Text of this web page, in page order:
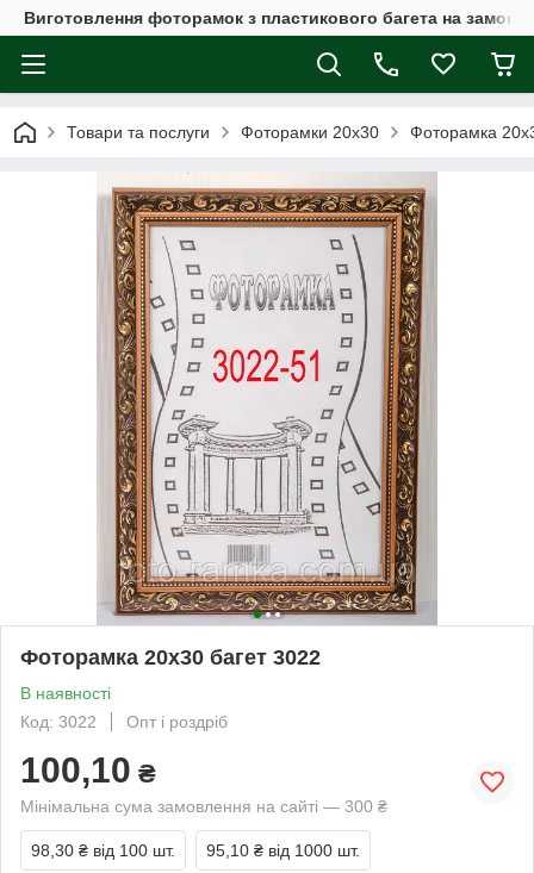
Виготовлення фоторамок з пластикового багета на
Товари та послуги Фоторамки 20х30 Фоторамка
Фоторамка 20х30 багет 3022
В наявності
Код: 3022
Опт і роздріб
100,10 ₴
Мінімальна сума замовлення на сайті — 300 ₴
98,30 ₴ від 100 шт. 95,10 ₴ від 1000 шт.